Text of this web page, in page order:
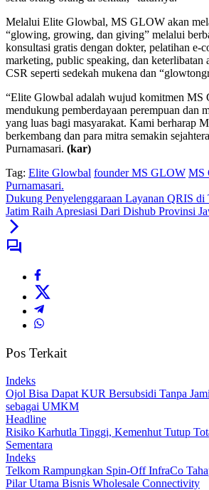
Melalui Elite Glowbal, MS GLOW akan
“glowing, growing, dan giving” melalui
konsultasi gratis dengan dokter, pelatihan e-
marketing, public speaking, dan keterlibatan
CSR seperti sedekah mukena dan
“Elite Glowbal adalah wujud komitmen MS
mendukung pemberdayaan perempuan dan
yang luas bagi masyarakat. Kami berharap
berkembang dan para mitra semakin
Purnamasari. (kar)
Tag: Elite Glowbal founder MS GLOW MS
Purnamasari.
Dukung Penyelenggaraan Layanan QRIS di
Jatim Raih Apresiasi Dari Dishub Provinsi
Pos Terkait
Indeks
Ojol Bisa Dapat KUR Bersubsidi Tanpa
sebagai UMKM
Headline
Risiko Karhutla Tinggi, Kemenhut Tutup
Sementara
Indeks
Telkom Rampungkan Spin-Off InfraCo
Pilar Utama Bisnis Wholesale Connectivity